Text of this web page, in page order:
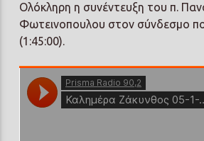
Ολόκληρη η συνέντευξη του π.
Φωτεινοπουλου στον σύνδεσμο
(1:45:00).